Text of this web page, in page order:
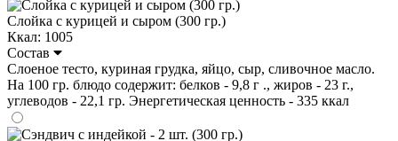
Слойка с курицей и сыром (300 гр.)
Ккал: 1005
Состав
Слоеное тесто, куриная грудка, яйцо, сыр, сливочное масло.
На 100 гр. блюдо содержит: белков - 9,8 г ., жиров - 23 г.,
углеводов - 22,1 гр. Энергетическая ценность - 335 ккал